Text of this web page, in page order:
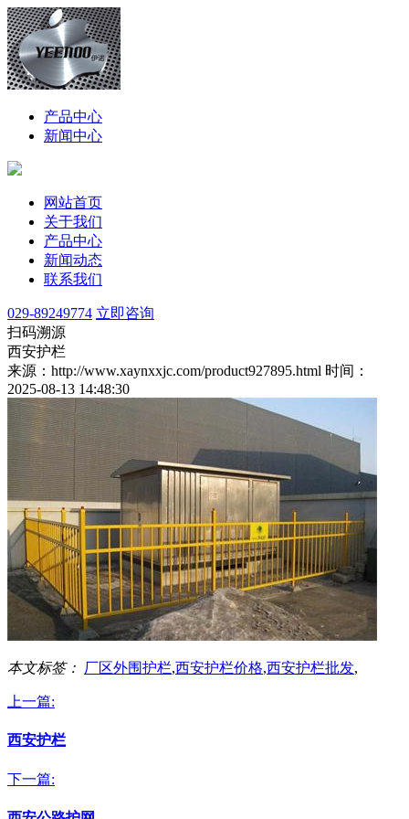
产品中心
新闻中心
网站首页
关于我们
产品中心
新闻动态
联系我们
029-89249774 立即咨询
扫码溯源
西安护栏
来源：http://www.xaynxxjc.com/product927895.html 时间：
2025-08-13 14:48:30
本文标签： 厂区外围护栏,西安护栏价格,西安护栏批发,
上一篇:
西安护栏
下一篇: